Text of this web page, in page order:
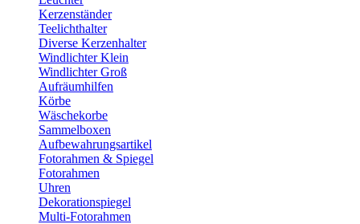
Kerzenständer
Teelichthalter
Diverse Kerzenhalter
Windlichter Klein
Windlichter Groß
Aufräumhilfen
Körbe
Wäschekorbe
Sammelboxen
Aufbewahrungsartikel
Fotorahmen & Spiegel
Fotorahmen
Uhren
Dekorationspiegel
Multi-Fotorahmen